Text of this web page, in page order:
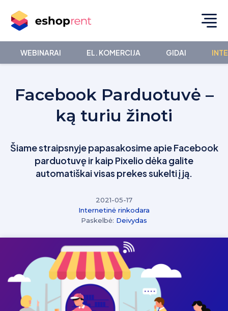
WEBINARAI EL. KOMERCIJA GIDAI
Facebook Parduotuvė –
ką turiu žinoti
Šiame straipsnyje papasakosime apie Facebook
parduotuvę ir kaip Pixelio dėka galite
automatiškai visas prekes sukelti į ją.
2021-05-17
Internetinė rinkodara
Paskelbė: Deivydas